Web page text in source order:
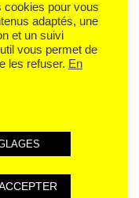
cookies pour vous
adaptés, une
et un suivi
vous permet de
les refuser. En